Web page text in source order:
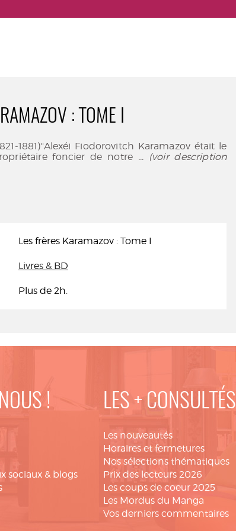
: TOME I
1881)"Alexéi Fiodorovitch Karamazov était le
foncier de notre ... (voir description
Les frères Karamazov : Tome I
Livres & BD
Plus de 2h.
!
sociaux & blogs
LES + CONSULTÉS
Les nouveautés
Horaires et fermetures
Nos sélections thématiques
Prix des lecteurs 2026
Les coups de coeur 2025
Les Mordus du Manga
Vos derniers commentaires